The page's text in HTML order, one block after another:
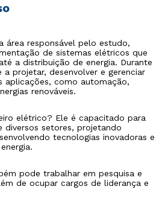
área responsável pelo estudo,
de sistemas elétricos que
a distribuição de energia. Durante
projetar, desenvolver e gerenciar
aplicações, como automação,
renováveis.
elétrico? Ele é capacitado para
diversos setores, projetando
tecnologias inovadoras e
pode trabalhar em pesquisa e
de ocupar cargos de liderança e